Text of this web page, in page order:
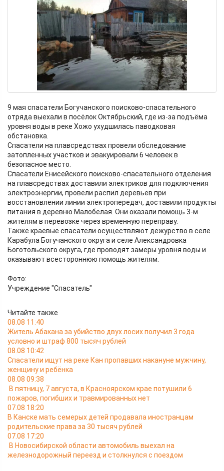
9 мая спасатели Богучанского поисково-спасательного
отряда выехали в посёлок Октябрьский, где из-за подъёма
уровня воды в реке Хожо ухудшилась паводковая
обстановка.
Спасатели на плавсредствах провели обследование
затопленных участков и эвакуировали 6 человек в
безопасное место.
Спасатели Енисейского поисково-спасательного отделения
на плавсредствах доставили электриков для подключения
электроэнергии, провели распил деревьев при
восстановлении линии электропередач, доставили продукты
питания в деревню Малобелая. Они оказали помощь 3-м
жителям в перевозке через временную переправу.
Также краевые спасатели осуществляют дежурство в селе
Карабула Богучанского округа и селе Александровка
Боготольского округа, где проводят замеры уровня воды и
оказывают всестороннюю помощь жителям.
Фото:
Учреждение "Спасатель"
Читайте также
08.08 11:40
Житель Абакана за убийство двух лосих получил 3 года
условно и штраф 800 тысяч рублей
08.08 10:42
Спасатели ищут на реке Кан пропавших накануне мужчину,
женщину и ребёнка
08.08 09:38
В пятницу, 7 августа, в Красноярском крае потушили 6
пожаров, погибших и травмированных нет
07.08 18:20
В Канске мать семерых детей продавала иностранцам
родительские права за 30 тысяч рублей
07.08 17:20
В Новосибирской области автомобиль выехал на
железнодорожный переезд и столкнулся с поездом